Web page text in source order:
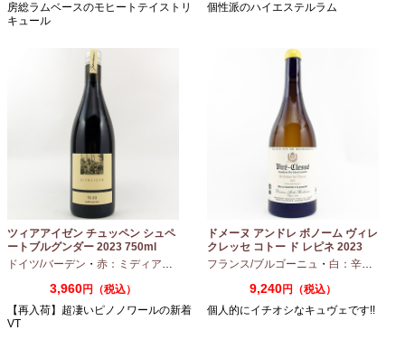
房総ラムベースのモヒートテイストリ
キュール
個性派のハイエステルラム
ツィアアイゼン チュッペン シュペ
ートブルグンダー 2023 750ml
ドイツ/バーデン ・ 赤：ミディアムボディ ・ピノノワール
3,960円（税込）
【再入荷】超凄いピノノワールの新着
VT
ドメーヌ アンドレ ボノーム ヴィレ
クレッセ コトー ド レピネ 2023
750ml
フランス/ブルゴーニュ ・ 白：辛口
9,240円（税込）
個人的にイチオシなキュヴェです!!